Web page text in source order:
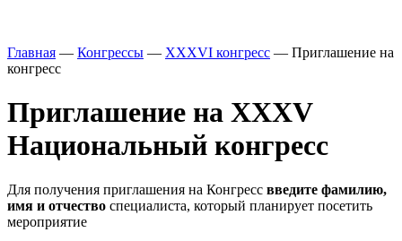
Главная — Конгрессы — XXXVI конгресс — Приглашение на
конгресс
Приглашение на XXXV
Национальный конгресс
Для получения приглашения на Конгресс введите фамилию,
имя и отчество специалиста, который планирует посетить
мероприятие